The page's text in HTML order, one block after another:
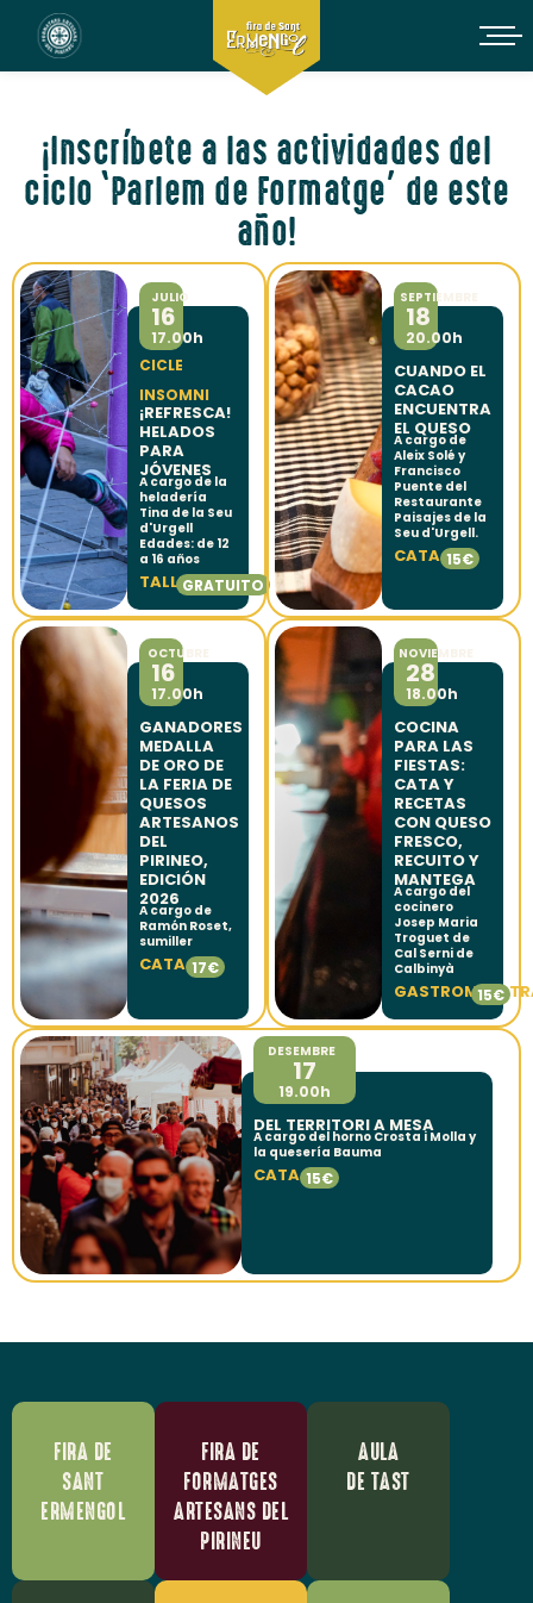
¡Inscríbete a las actividades del
ciclo ‘Parlem de Formatge’ de este
año!
JULIO
16
17.00h
CICLE
INSOMNI
¡REFRESCA!
HELADOS
PARA
JÓVENES
A cargo de la
heladería
Tina de la Seu
d'Urgell
Edades: de 12
a 16 años
TALLERGRATUITO
SEPTIEMBRE
18
20.00h
CUANDO EL
CACAO
ENCUENTRA
EL QUESO
A cargo de
Aleix Solé y
Francisco
Puente del
Restaurante
Paisajes de la
Seu d'Urgell.
CATA 15€
OCTUBRE
16
17.00h
GANADORES
MEDALLA
DE ORO DE
LA FERIA DE
QUESOS
ARTESANOS
DEL
PIRINEO,
EDICIÓN
2026
A cargo de
Ramón Roset,
sumiller
CATA 17€
NOVIEMBRE
28
18.00h
COCINA
PARA LAS
FIESTAS:
CATA Y
RECETAS
CON QUESO
FRESCO,
RECUITO Y
MANTEGA
A cargo del
cocinero
Josep Maria
Troguet de
Cal Serni de
Calbinyà
15€
DESEMBRE
17
19.00h
DEL TERRITORI A MESA
A cargo del horno Crosta i Molla y
la quesería Bauma
CATA 15€
FIRA DE
SANT
ERMENGOL
FIRA DE
FORMATGES
ARTESANS DEL
PIRINEU
AULA
DE TAST